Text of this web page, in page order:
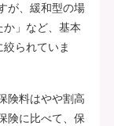
が、緩和型の場
」など、基本
られていま
険料はやや割高
険に比べて、保